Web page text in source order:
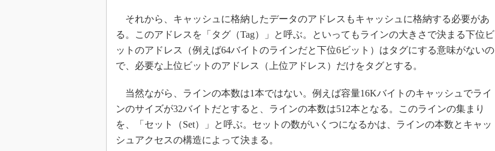
それから、キャッシュに格納したデータのアドレスもキャッシュに格納する必要があ
る。このアドレスを「タグ（Tag）」と呼ぶ。といってもラインの大きさで決まる下位ビ
ットのアドレス（例えば64バイトのラインだと下位6ビット）はタグにする意味がないの
で、必要な上位ビットのアドレス（上位アドレス）だけをタグとする。
当然ながら、ラインの本数は1本ではない。例えば容量16Kバイトのキャッシュでライ
ンのサイズが32バイトだとすると、ラインの本数は512本となる。このラインの集まり
を、「セット（Set）」と呼ぶ。セットの数がいくつになるかは、ラインの本数とキャッ
シュアクセスの構造によって決まる。